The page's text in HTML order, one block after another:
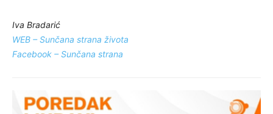
Iva Bradarić
WEB – Sunčana strana života
Facebook – Sunčana strana